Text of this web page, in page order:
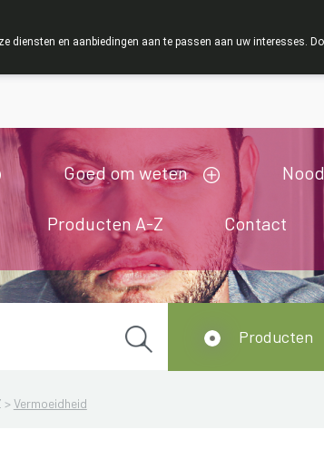
Goed om weten
Producten A-Z Contact
>Vermoeidheid
Producten
diensten en aanbiedingen aan te passen aan uw interesses.